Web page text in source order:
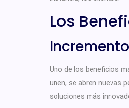
Los
Uno de los beneficios
unen, se abren nuevas
soluciones más